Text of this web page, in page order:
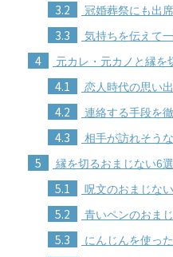
3.2 冠婚葬祭にも出
3.3 気持ちを伝えて
4 元カレ・元カノと縁を
4.1 恋人時代の思い
4.2 連絡する手段を
4.3 相手が訪れそう
5 縁を切るおまじない6選
5.1 呪文のおまじない
5.2 青いペンのおま
5.3 にんじんを使っ